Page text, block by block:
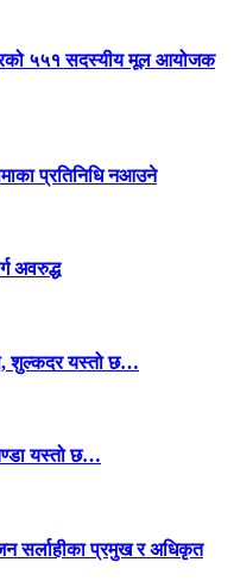
५५१ सदस्यीय मूल आयोजक
प्रतिनिधि नआउने
अवरुद्ध
शुल्कदर यस्तो छ…
यस्तो छ…
सर्लाहीका प्रमुख र अधिकृत